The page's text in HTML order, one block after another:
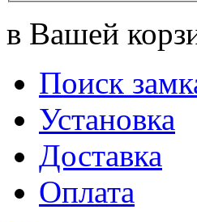
в Вашей
Поиск
Установка
Доставка
Оплата